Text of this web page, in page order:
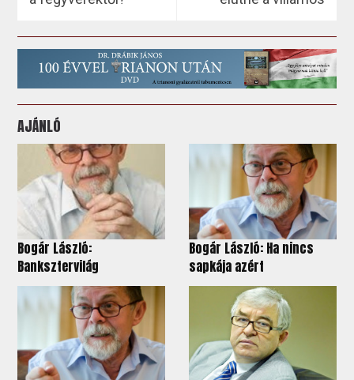
AJÁNLÓ
Bogár László:
Banksztervilág
Bogár László: Ha nincs
sapkája azért